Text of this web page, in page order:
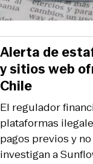
El regulador
plataformas
pagos previos y
investigan a
Alerta de
y sitios web
Chile